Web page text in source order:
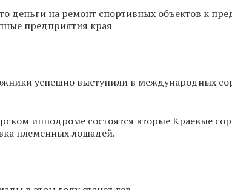
деньги на ремонт спортивных объектов к
предприятия края
успешно выступили в международных
ипподроме состоятся вторые Краевые
племенных лошадей.